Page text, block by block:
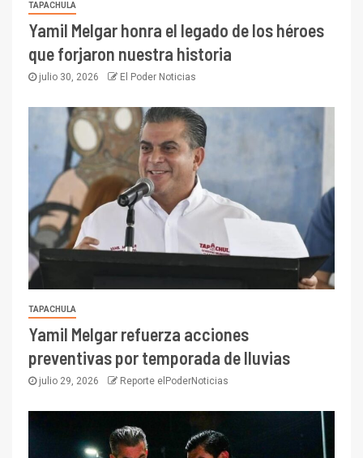
TAPACHULA
Yamil Melgar honra el legado de los héroes
que forjaron nuestra historia
julio 30, 2026 El Poder Noticias
TAPACHULA
Yamil Melgar refuerza acciones
preventivas por temporada de lluvias
julio 29, 2026 Reporte elPoderNoticias